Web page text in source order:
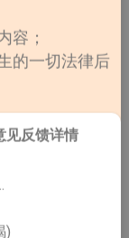
容；
的一切法律后
见反馈详情
)